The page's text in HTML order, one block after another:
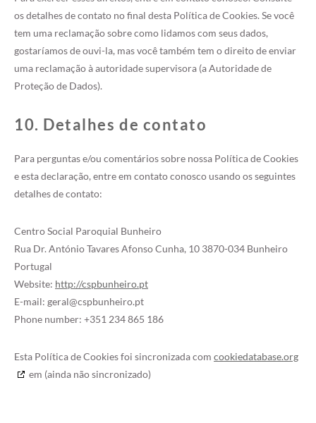
os detalhes de contato no final desta Política de Cookies. Se você
tem uma reclamação sobre como lidamos com seus dados,
gostaríamos de ouvi-la, mas você também tem o direito de enviar
uma reclamação à autoridade supervisora (a Autoridade de
Proteção de Dados).
10. Detalhes de contato
Para perguntas e/ou comentários sobre nossa Política de Cookies
e esta declaração, entre em contato conosco usando os seguintes
detalhes de contato:
Centro Social Paroquial Bunheiro
Rua Dr. António Tavares Afonso Cunha, 10 3870-034 Bunheiro
Portugal
Website: http://cspbunheiro.pt
E-mail: geral@cspbunheiro.pt
Phone number: +351 234 865 186
Esta Política de Cookies foi sincronizada com cookiedatabase.org
em (ainda não sincronizado)